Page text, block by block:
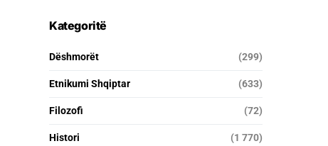
Kategoritë
Dëshmorët (299)
Etnikumi Shqiptar (633)
Filozofi (72)
Histori (1 770)